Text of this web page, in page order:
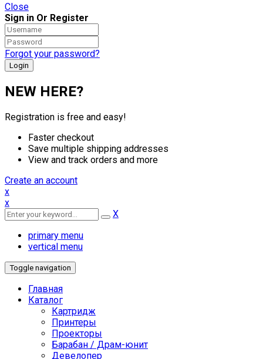
Close
Sign in Or Register
Forgot your password?
NEW HERE?
Registration is free and easy!
Faster checkout
Save multiple shipping addresses
View and track orders and more
Create an account
x
x
X
primary menu
vertical menu
Toggle navigation
Главная
Каталог
Картридж
Принтеры
Проекторы
Барабан / Драм-юнит
Девелопер